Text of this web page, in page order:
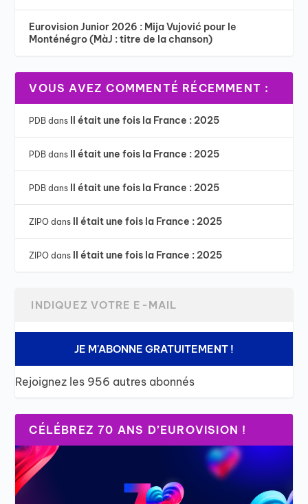
Eurovision Junior 2026 : Mija Vujović pour le
Monténégro (MàJ : titre de la chanson)
VOUS AVEZ COMMENTÉ RÉCEMMENT :
PDB dans Il était une fois la France : 2025
PDB dans Il était une fois la France : 2025
PDB dans Il était une fois la France : 2025
ZIPO dans Il était une fois la France : 2025
ZIPO dans Il était une fois la France : 2025
JE M'ABONNE GRATUITEMENT !
Rejoignez les 956 autres abonnés
CÉLÉBREZ 70 ANS D’EUROVISION !